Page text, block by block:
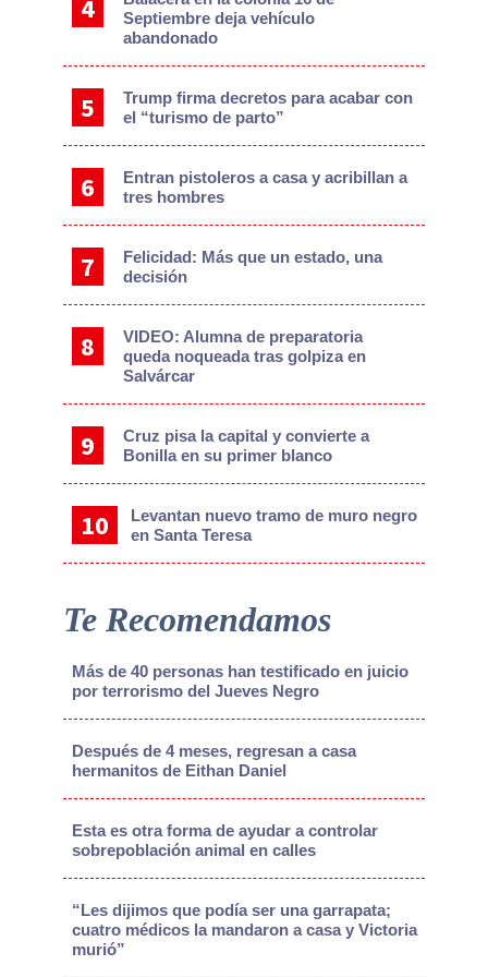
Septiembre deja vehículo
abandonado
Trump firma decretos para acabar con
el “turismo de parto”
Entran pistoleros a casa y acribillan a
tres hombres
Felicidad: Más que un estado, una
decisión
VIDEO: Alumna de preparatoria
queda noqueada tras golpiza en
Salvárcar
Cruz pisa la capital y convierte a
Bonilla en su primer blanco
Levantan nuevo tramo de muro negro
en Santa Teresa
Te Recomendamos
Más de 40 personas han testificado en juicio
por terrorismo del Jueves Negro
Después de 4 meses, regresan a casa
hermanitos de Eithan Daniel
Esta es otra forma de ayudar a controlar
sobrepoblación animal en calles
“Les dijimos que podía ser una garrapata;
cuatro médicos la mandaron a casa y Victoria
murió”